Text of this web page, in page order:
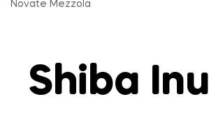
Novate Mezzola
Shiba Inu